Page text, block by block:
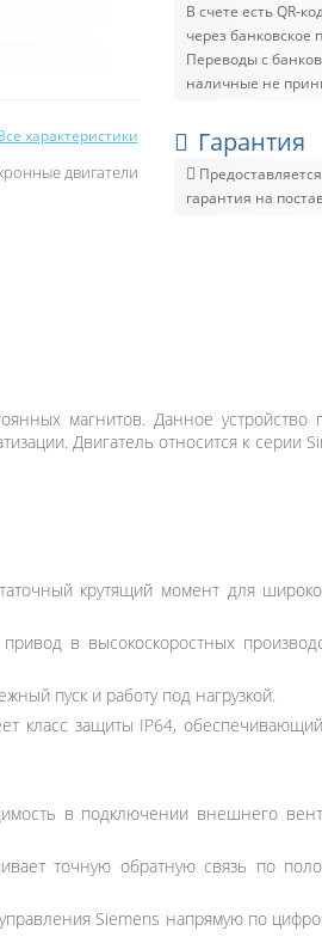
характеристики
двигатели
В счете есть QR-
через банковское
Переводы с
наличные не
Гарантия
гарантия на
магнитов. Данное устройство
Двигатель относится к серии
крутящий момент для
в высокоскоростных
пуск и работу под нагрузкой.
класс защиты IP64,
в подключении внешнего
точную обратную связь по
Siemens напрямую по